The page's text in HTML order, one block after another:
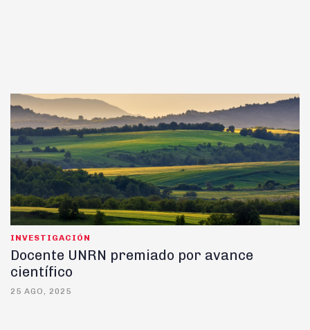
INVESTIGACIÓN
Docente UNRN premiado por avance
científico
25 AGO, 2025